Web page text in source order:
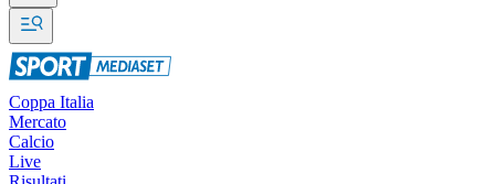
Coppa Italia
Mercato
Calcio
Live